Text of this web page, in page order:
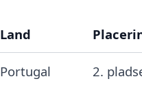
Land
Portugal 2.